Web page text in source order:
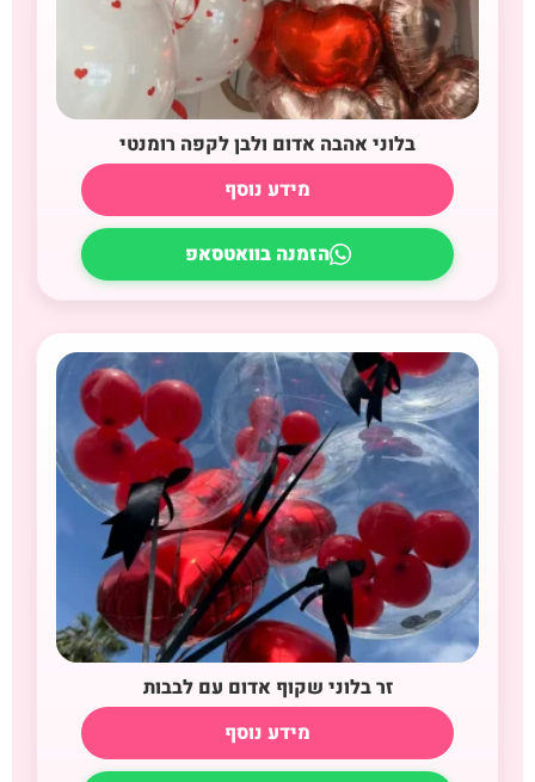
בלוני אהבה אדום ולבן לקפה רומנטי
מידע נוסף
הזמנה בוואטסאפ
זר בלוני שקוף אדום עם לבבות
מידע נוסף